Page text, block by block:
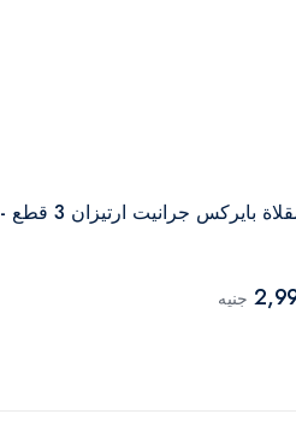
طقم مقلاة بايركس جرانيت ارتيزان 3 قطع -
جنيه